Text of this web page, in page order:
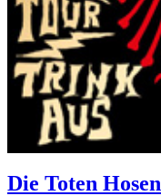
Die Toten Hosen